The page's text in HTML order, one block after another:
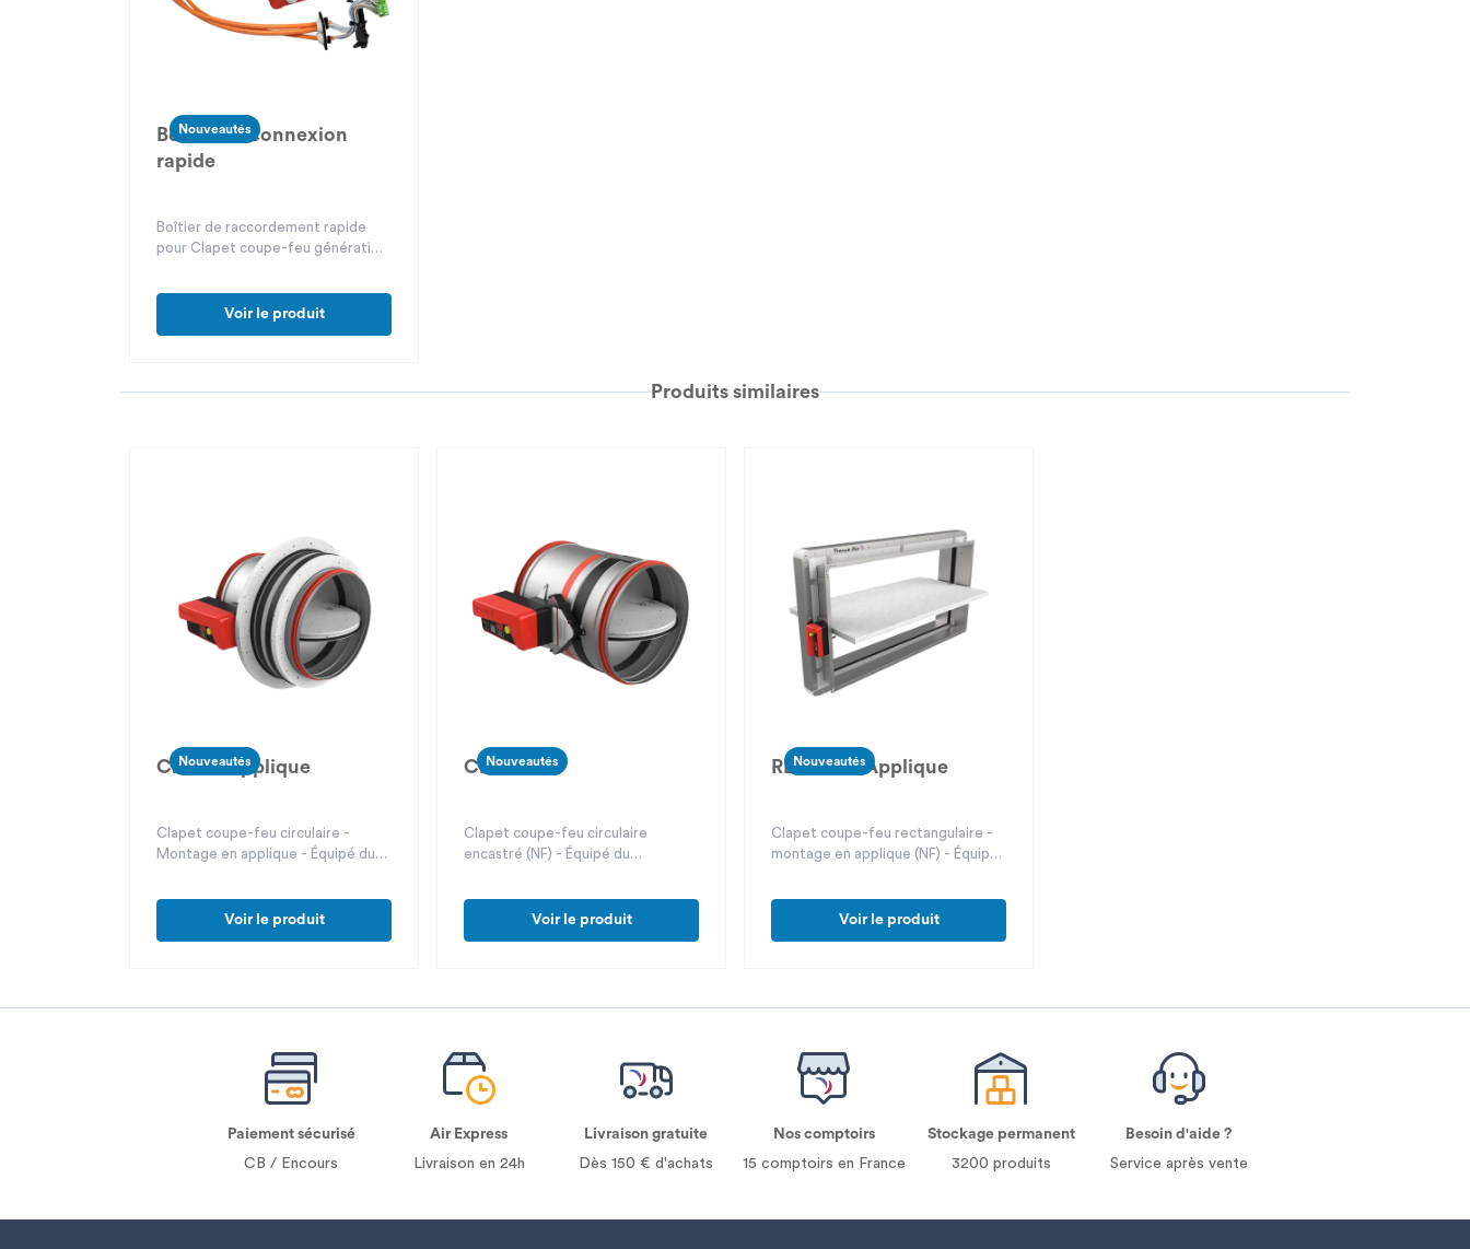
Nouveautés
Boîtier de connexion
rapide
Boîtier de raccordement rapide
pour Clapet coupe-feu génération
Voir le produit
Produits similaires
Nouveautés
Circé 5 Applique
Clapet coupe-feu circulaire -
Montage en applique - Équipé du
Voir le produit
Nouveautés
Circé 5
Clapet coupe-feu circulaire
encastré (NF) - Équipé du
Voir le produit
Nouveautés
REF 500 5 Applique
Clapet coupe-feu rectangulaire -
montage en applique (NF) - Équipé
Voir le produit
Paiement sécurisé
CB / Encours
Air Express
Livraison en 24h
Livraison gratuite
Dès 150 € d'achats
Nos comptoirs
15 comptoirs en France
Stockage permanent
3200 produits
Besoin d'aide ?
Service après vente